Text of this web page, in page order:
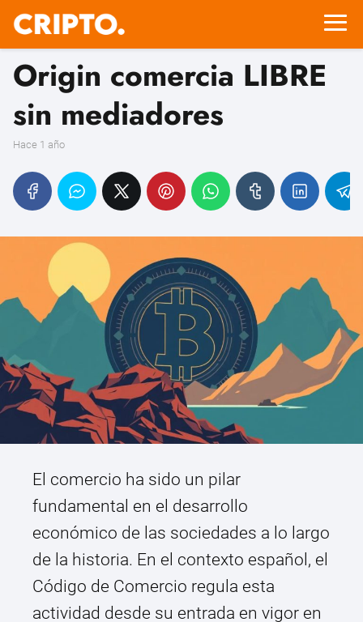
Origin comercia LIBRE
sin mediadores
hace 1 año
El comercio ha sido un pilar
fundamental en el desarrollo
económico de las sociedades a lo largo
de la historia. En el contexto español, el
Código de Comercio regula esta
actividad desde su entrada en vigor en